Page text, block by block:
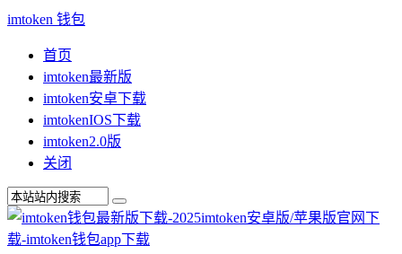
imtoken 钱包
首页
imtoken最新版
imtoken安卓下载
imtokenIOS下载
imtoken2.0版
关闭